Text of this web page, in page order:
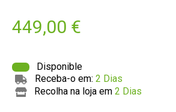
449,00 €
Disponible
Receba-o em:2 Dias
Recolha na loja em2 Dias